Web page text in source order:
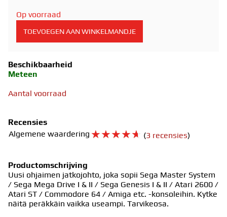
Op voorraad
Beschikbaarheid
Meteen
Aantal voorraad
Recensies
Algemene waardering ☆☆☆☆☆ (3 recensies)
Productomschrijving
Uusi ohjaimen jatkojohto, joka sopii Sega Master System
/ Sega Mega Drive I & II / Sega Genesis I & II / Atari 2600 /
Atari ST / Commodore 64 / Amiga etc. -konsoleihin. Kytke
näitä peräkkäin vaikka useampi. Tarvikeosa.